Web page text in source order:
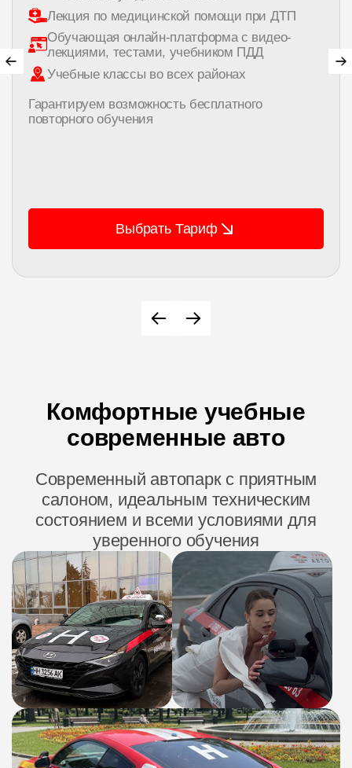
Лекция по медицинской помощи при ДТП
Обучающая онлайн-платформа с видео-
лекциями, тестами, учебником ПДД
Учебные классы во всех районах
Гарантируем возможность бесплатного
повторного обучения
Выбрать Тариф
Комфортные учебные
современные авто
Современный автопарк с приятным
салоном, идеальным техническим
состоянием и всеми условиями для
уверенного обучения